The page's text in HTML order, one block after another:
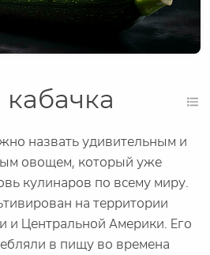
назвать удивительным и
овощем, который уже
кулинаров по всему миру.
на территории
и Центральной Америки. Его
в пищу во времена